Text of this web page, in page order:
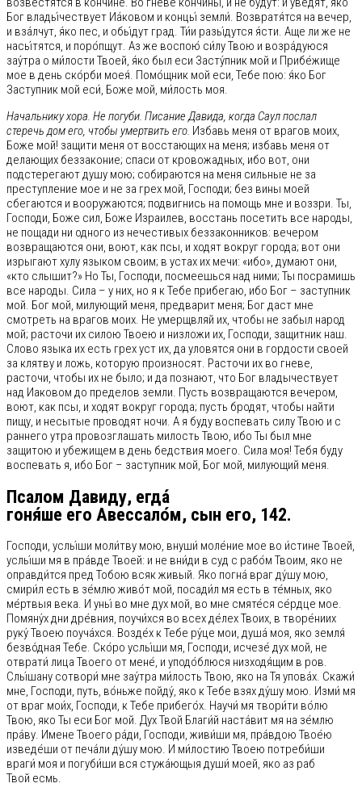
Бог влады́чествует Иа́ковом и концы́ земли́. Возвратя́тся на вечер,
и вза́лчут, я́ко пес, и обы́дут град. Ти́и разы́дутся я́сти. Аще ли же не
насы́тятся, и поро́пщут. Аз же воспою́ си́лу Твою и возра́дуюся
зау́тра о ми́лости Твоей, я́ко был еси Засту́пник мой и Прибе́жище
мое в день ско́рби моея́. Помо́щник мой еси, Тебе пою: я́ко Бог
Заступник мой еси́, Боже мой, ми́лость моя.
Начальнику хора. Не погуби. Писание Давида, когда Саул послал
стеречь дом его, чтобы умертвить его. Избавь меня от врагов моих,
Боже мой! защити меня от восстающих на меня; избавь меня от
делающих беззаконие; спаси от кровожадных, ибо вот, они
подстерегают душу мою; собираются на меня сильные не за
преступление мое и не за грех мой, Господи; без вины моей
сбегаются и вооружаются; подвигнись на помощь мне и воззри. Ты,
Господи, Боже сил, Боже Израилев, восстань посетить все народы,
не пощади ни одного из нечестивых беззаконников: вечером
возвращаются они, воют, как псы, и ходят вокруг города; вот они
изрыгают хулу языком своим; в устах их мечи: «ибо», думают они,
«кто слышит?» Но Ты, Господи, посмеешься над ними; Ты посрамишь
все народы. Сила – у них, но я к Тебе прибегаю, ибо Бог – заступник
мой. Бог мой, милующий меня, предварит меня; Бог даст мне
смотреть на врагов моих. Не умерщвляй их, чтобы не забыл народ
мой; расточи их силою Твоею и низложи их, Господи, защитник наш.
Слово языка их есть грех уст их, да уловятся они в гордости своей
за клятву и ложь, которую произносят. Расточи их во гневе,
расточи, чтобы их не было; и да познают, что Бог владычествует
над Иаковом до пределов земли. Пусть возвращаются вечером,
воют, как псы, и ходят вокруг города; пусть бродят, чтобы найти
пищу, и несытые проводят ночи. А я буду воспевать силу Твою и с
раннего утра провозглашать милость Твою, ибо Ты был мне
защитою и убежищем в день бедствия моего. Сила моя! Тебя буду
воспевать я, ибо Бог – заступник мой, Бог мой, милующий меня.
Псалом Давиду, егда́
гоня́ше его Авессало́м, сын его, 142.
Господи, услы́ши моли́тву мою, внуши́ моле́ние мое во и́стине Твоей,
услы́ши мя в пра́вде Твоей: и не вни́ди в суд с рабо́м Твоим, яко не
оправди́тся пред Тобою всяк живый. Яко погна́ враг ду́шу мою,
смири́л есть в зе́млю живо́т мой, посади́л мя есть в те́мных, яко
ме́ртвыя века. И уны́ во мне дух мой, во мне смяте́ся се́рдце мое.
Помяну́х дни дре́вния, поучи́хся во всех де́лех Твоих, в творе́ниих
руку́ Твоею поуча́хся. Возде́х к Тебе ру́це мои, душа́ моя, яко земля́
безво́дная Тебе. Ско́ро услы́ши мя, Господи, исчезе́ дух мой, не
отврати́ лица Твоего от мене́, и уподо́блюся низходя́щим в ров.
Слы́шану сотвори́ мне зау́тра ми́лость Твою, яко на Тя упова́х. Скажи́
мне, Господи, путь, во́ньже пойду́, яко к Тебе взях ду́шу мою. Изми́ мя
от враг мои́х, Господи, к Тебе прибего́х. Научи́ мя твори́ти во́лю
Твою, яко Ты еси Бог мой. Дух Твой Благи́й наста́вит мя на зе́млю
пра́ву. Имене Твоего ра́ди, Господи, живи́ши мя, пра́вдою Твое́ю
изведе́ши от печа́ли ду́шу мою. И ми́лостию Твоею потреби́ши
враги́ моя и погуби́ши вся стужа́ющыя души́ моей, яко аз раб
Твой есмь.